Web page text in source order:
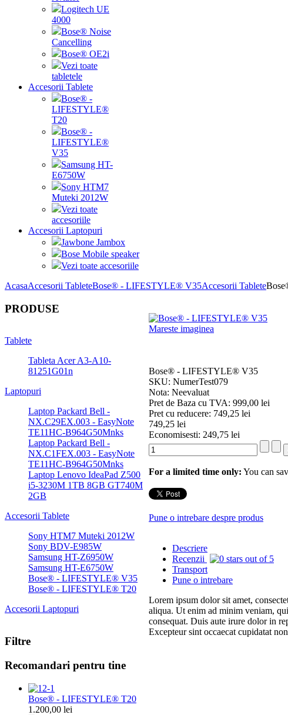
Logitech UE
4000
Bose® Noise
Cancelling
Bose® OE2i
Vezi toate
tabletele
Accesorii Tablete
Bose® -
LIFESTYLE®
T20
Bose® -
LIFESTYLE®
V35
Samsung HT-
E6750W
Sony HTM7
Muteki 2012W
Vezi toate
accesoriile
Accesorii Laptopuri
Jawbone Jambox
Bose Mobile speaker
Vezi toate accesoriile
AcasaAccesorii TableteBose® - LIFESTYLE® V35Accesorii Tablete
Mareste imaginea
Bose® - LIFESTYLE® V35
SKU: NumerTest079
Nota: Neevaluat
Pret de Baza cu TVA: 999,00 lei
Pret cu reducere: 749,25 lei
749,25 lei
Economisesti: 249,75 lei
For a limited time only: You can
Pune o intrebare despre produs
Descriere
Recenzii
Transport
Pune o intrebare
Lorem ipsum dolor sit amet,
aliqua. Ut enim ad minim veniam,
consequat. Duis aute irure dolor in
Excepteur sint occaecat cupidatat
PRODUSE
Tablete
Tableta Acer A3-A10-
81251G01n
Laptopuri
Laptop Packard Bell -
NX.C29EX.003 - EasyNote
TE11HC-B964G50Mnks
Laptop Packard Bell -
NX.C1FEX.003 - EasyNote
TE11HC-B964G50Mnks
Laptop Lenovo IdeaPad Z500
i5-3230M 1TB 8GB GT740M
2GB
Accesorii Tablete
Sony HTM7 Muteki 2012W
Sony BDV-E985W
Samsung HT-Z6950W
Samsung HT-E6750W
Bose® - LIFESTYLE® V35
Bose® - LIFESTYLE® T20
Accesorii Laptopuri
Filtre
Recomandari pentru tine
Bose® - LIFESTYLE® T20
1.200,00 lei